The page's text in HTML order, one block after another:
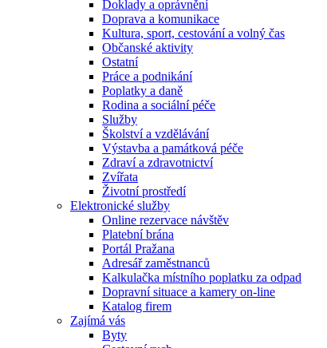
Doklady a oprávnění
Doprava a komunikace
Kultura, sport, cestování a volný čas
Občanské aktivity
Ostatní
Práce a podnikání
Poplatky a daně
Rodina a sociální péče
Služby
Školství a vzdělávání
Výstavba a památková péče
Zdraví a zdravotnictví
Zvířata
Životní prostředí
Elektronické služby
Online rezervace návštěv
Platební brána
Portál Pražana
Adresář zaměstnanců
Kalkulačka místního poplatku za odpad
Dopravní situace a kamery on-line
Katalog firem
Zajímá vás
Byty